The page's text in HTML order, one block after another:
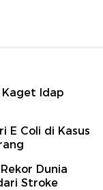
Kaget Idap
E Coli di Kasus
Dunia
Stroke